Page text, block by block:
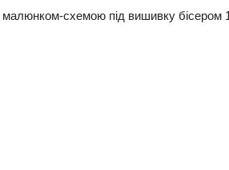
малюнком-схемою під вишивку бісером